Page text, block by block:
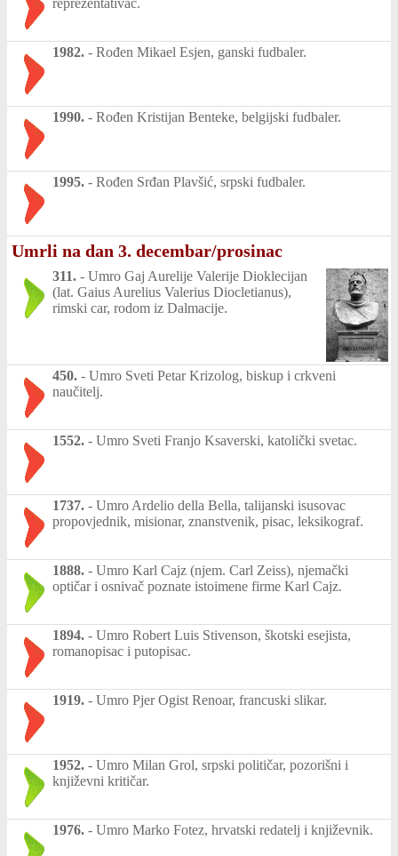
1982. - Rođen Mikael Esjen, ganski fudbaler.
1990. - Rođen Kristijan Benteke, belgijski fudbaler.
1995. - Rođen Srđan Plavšić, srpski fudbaler.
Umrli na dan 3. decembar/prosinac
311. - Umro Gaj Aurelije Valerije Dioklecijan
(lat. Gaius Aurelius Valerius Diocletianus),
rimski car, rodom iz Dalmacije.
450. - Umro Sveti Petar Krizolog, biskup i crkveni
naučitelj.
1552. - Umro Sveti Franjo Ksaverski, katolički svetac.
1737. - Umro Ardelio della Bella, talijanski isusovac
propovjednik, misionar, znanstvenik, pisac, leksikograf.
1888. - Umro Karl Cajz (njem. Carl Zeiss), njemački
optičar i osnivač poznate istoimene firme Karl Cajz.
1894. - Umro Robert Luis Stivenson, škotski esejista,
romanopisac i putopisac.
1919. - Umro Pjer Ogist Renoar, francuski slikar.
1952. - Umro Milan Grol, srpski političar, pozorišni i
književni kritičar.
1976. - Umro Marko Fotez, hrvatski redatelj i književnik.